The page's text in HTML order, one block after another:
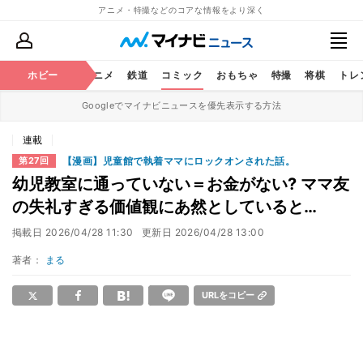
アニメ・特撮などのコアな情報をより深く
ホビー アニメ 鉄道 コミック おもちゃ 特撮 将棋 ト
Googleでマイナビニュースを優先表示する方法
連載
第27回 【漫画】児童館で執着ママにロックオンされた話。
幼児教室に通っていない＝お金がない? ママ友
の失礼すぎる価値観にあ然としていると…
掲載日 2026/04/28 11:30 更新日 2026/04/28 13:00
著者： まる
URLをコピー